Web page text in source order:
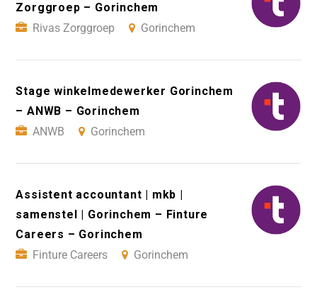
Zorggroep – Gorinchem
Rivas Zorggroep
Gorinchem
Stage winkelmedewerker Gorinchem
– ANWB – Gorinchem
ANWB
Gorinchem
Assistent accountant | mkb |
samenstel | Gorinchem – Finture
Careers – Gorinchem
Finture Careers
Gorinchem